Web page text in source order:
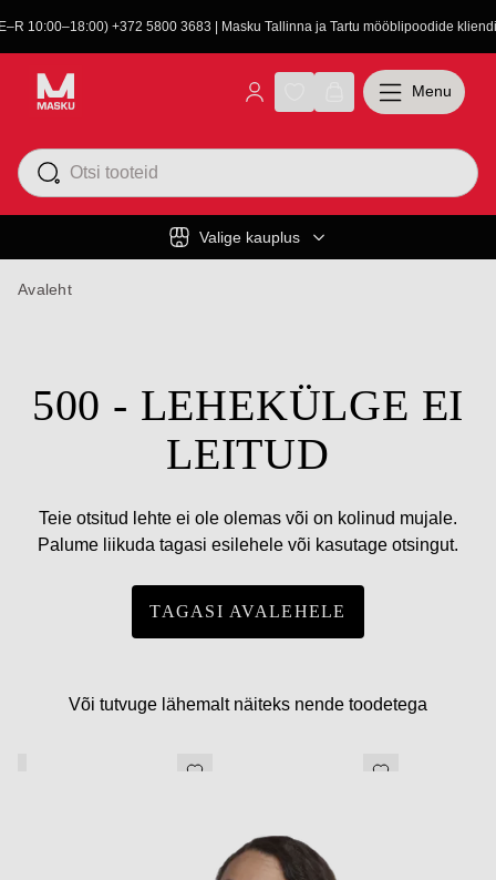
10:00–18:00) +372 5800 3683 | Masku Tallinna ja Tartu mööblipoodide
Valige kauplus
Menu
Avaleht
500 - LEHEKÜLGE EI
LEITUD
Teie otsitud lehte ei ole olemas või on kolinud mujale.
Palume liikuda tagasi esilehele või kasutage otsingut.
TAGASI AVALEHELE
Või tutvuge lähemalt näiteks nende toodetega